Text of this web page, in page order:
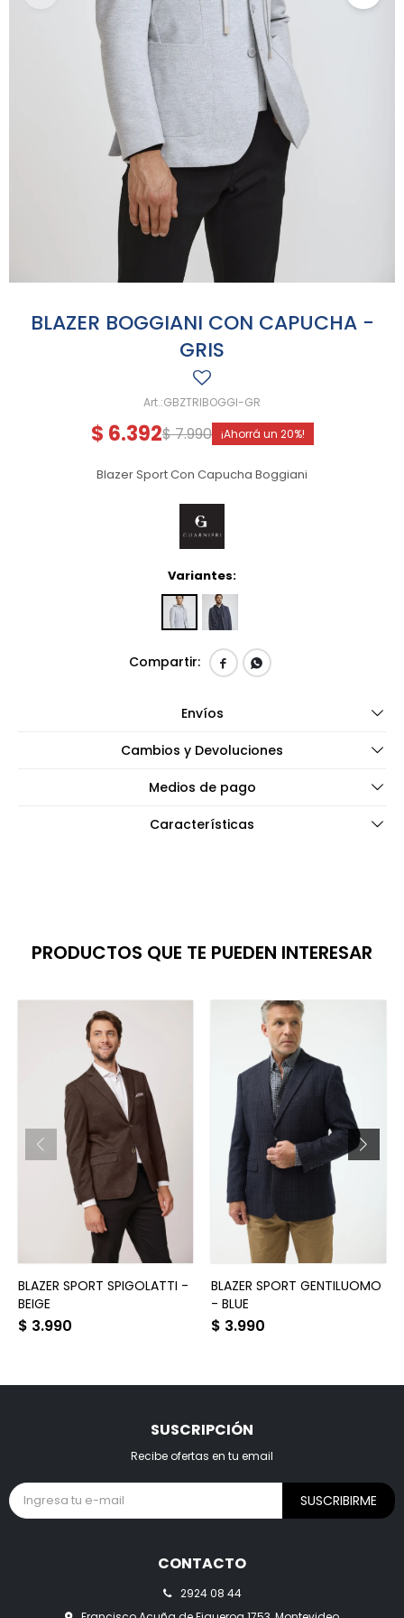
BLAZER BOGGIANI CON CAPUCHA -
GRIS
GBZTRIBOGGI-GR
$ 6.392$7.990 20
Blazer Sport Con Capucha Boggiani
Variantes:
 
Envíos
Cambios y Devoluciones
Medios de pago
Características
PRODUCTOS QUE TE PUEDEN INTERESAR
BLAZER SPORT SPIGOLATTI -
BEIGE
$ 3.990
BLAZER SPORT GENTILUOMO
- BLUE
$ 3.990
CONTACTO
2924 08 44
SUSCRIPCIÓN
Recibe ofertas en tu email
SUSCRIBIRME